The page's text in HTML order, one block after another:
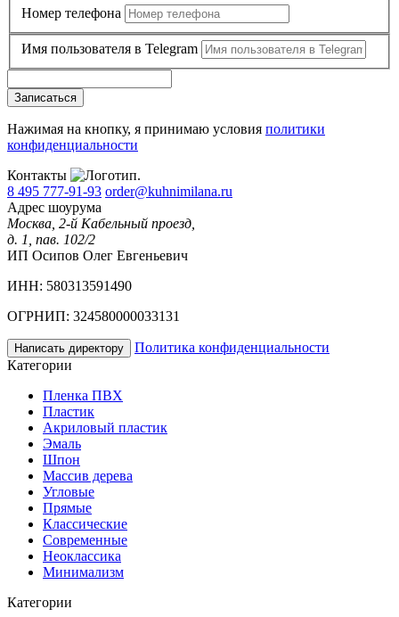
Номер телефона
Имя пользователя в Telegram
Записаться
Нажимая на кнопку, я принимаю условия политики
конфиденциальности
Контакты
8 495 777-91-93 order@kuhnimilana.ru
Адрес шоурума
Москва, 2-й Кабельный проезд,
д. 1, пав. 102/2
ИП Осипов Олег Евгеньевич
ИНН: 580313591490
ОГРНИП: 324580000033131
Написать директору
Политика конфиденциальности
Категории
Пленка ПВХ
Пластик
Акриловый пластик
Эмаль
Шпон
Массив дерева
Угловые
Прямые
Классические
Современные
Неоклассика
Минимализм
Категории